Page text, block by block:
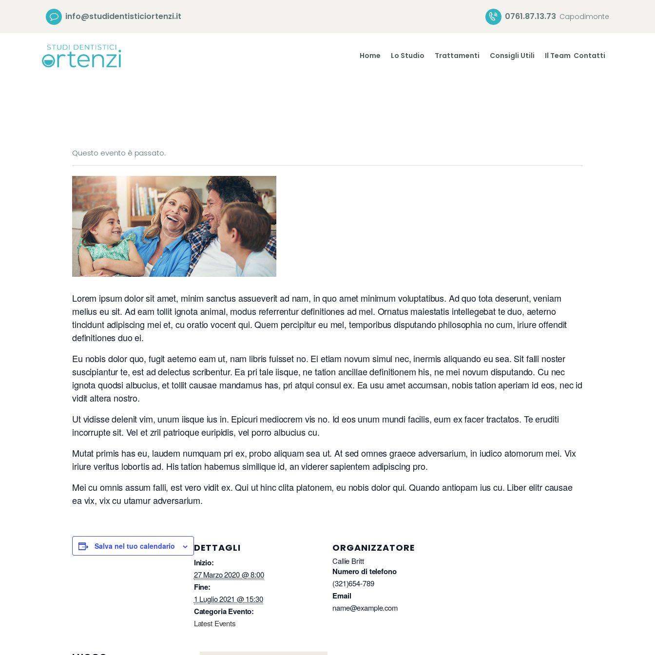
info@studidentisticiortenzi.it 0761.87.13.73 Capodimonte
Home Lo Studio Trattamenti Consigli Utili Il Team Contatti
Questo evento è passato.
Lorem ipsum dolor sit amet, minim sanctus assueverit ad nam, in quo amet minimum voluptatibus. Ad quo tota deserunt, veniam
melius eu sit. Ad eam tollit ignota animal, modus referrentur definitiones ad mel. Ornatus maiestatis intellegebat te duo, aeterno
tincidunt adipiscing mei et, cu oratio vocent qui. Quem percipitur eu mel, temporibus disputando philosophia no cum, iriure offendit
definitiones duo ei.
Eu nobis dolor quo, fugit aeterno eam ut, nam libris fuisset no. Ei etiam novum simul nec, inermis aliquando eu sea. Sit falli noster
suscipiantur te, est ad delectus scribentur. Ea pri tale iisque, ne tation ancillae definitionem his, ne mei novum disputando. Cu nec
ignota quodsi albucius, et tollit causae mandamus has, pri atqui consul ex. Ea usu amet accumsan, nobis tation aperiam id eos, nec id
vidit altera nostro.
Ut vidisse delenit vim, unum iisque ius in. Epicuri mediocrem vis no. Id eos unum mundi facilis, eum ex facer tractatos. Te eruditi
incorrupte sit. Vel et zril patrioque euripidis, vel porro albucius cu.
Mutat primis has eu, laudem numquam pri ex, probo aliquam sea ut. At sed omnes graece adversarium, in iudico atomorum mei. Vix
iriure veritus lobortis ad. His tation habemus similique id, an viderer sapientem adipiscing pro.
Mei cu omnis assum falli, est vero vidit ex. Qui ut hinc clita platonem, eu nobis dolor qui. Quando antiopam ius cu. Liber elitr causae
ea vix, vix cu utamur adversarium.
Salva nel tuo calendario DETTAGLI
Inizio:
27 Marzo 2020 @ 8:00
Fine:
1 Luglio 2021 @ 15:30
Categoria Evento:
Latest Events
ORGANIZZATORE
Callie Britt
Numero di telefono
(321)654-789
Email
name@example.com